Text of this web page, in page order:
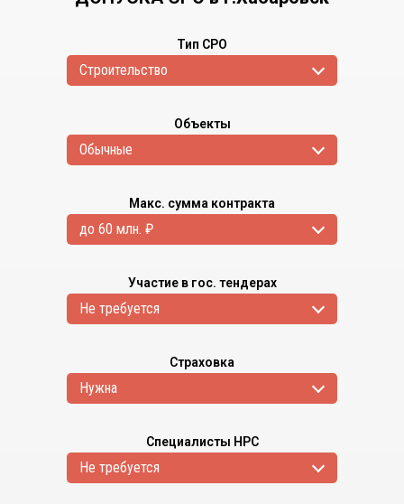
Тип СРО
Cтроительство
Объекты
Обычные
Макс. сумма контракта
до 60 млн. ₽
Участие в гос. тендерах
Не требуется
Страховка
Нужна
Специалисты НРС
Не требуется